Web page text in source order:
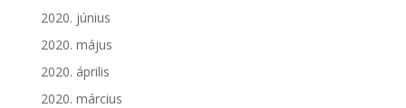
2020. június
2020. május
2020. április
2020. március